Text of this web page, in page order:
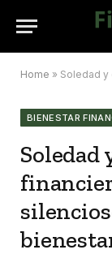
Home » Soledad y
BIENESTAR
Soledad